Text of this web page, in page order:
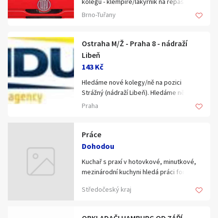
kabin Tatra. Praxe, manuální zručnost,
podmínky, 30 dnů dovolené, roční bonus,
mladý kolektiv lidí a mnoho dalších výhod.
Nástup možný ihned. Životopisy zasílejte
na info@roiss.cz nebo volejte:
602724688.
Brno-Tuřany
Ostraha M/Ž - Praha 8 - nádraží
Libeň
143 Kč
Hledáme nové kolegy/ně na pozici
Strážný (nádraží Libeň). Hledáme někoho
na dlouhodobou spolupráci.
*ostraha
* obchůzková činnost
Praha
Práce
Dohodou
Kuchař s praxí v hotovkové, minutkové,
mezinárodní kuchyni hledá práci formou
Praha východ. Jsem samostatný,
Region Praha, Praha východ.Nástup
Středočeský kraj